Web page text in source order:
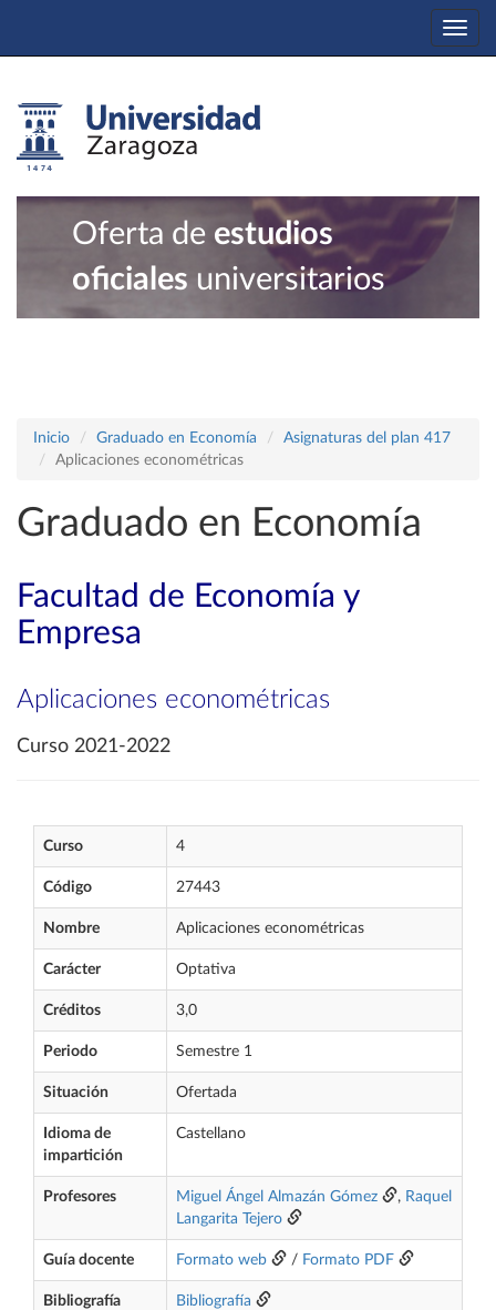
Oferta de estudios
oficiales universitarios
Inicio Graduado en Economía
Asignaturas del plan 417
Aplicaciones econométricas
Graduado en Economía
Facultad de Economía y
Empresa
Aplicaciones econométricas
Curso 2021-2022
Curso 4
Código 27443
Nombre Aplicaciones econométricas
Carácter Optativa
Créditos 3,0
Periodo Semestre 1
Situación Ofertada
Idioma de
impartición
Castellano
Profesores Miguel Ángel Almazán Gómez , Raquel
Langarita Tejero
Guía docente Formato web / Formato PDF
Bibliografía
Bibliografía